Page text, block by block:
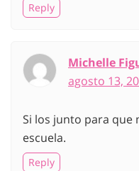
Reply
Michelle
agosto 13,
Si los junto para que
escuela.
Reply